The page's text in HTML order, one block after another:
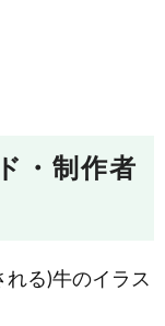
・制作者
る)牛のイラス